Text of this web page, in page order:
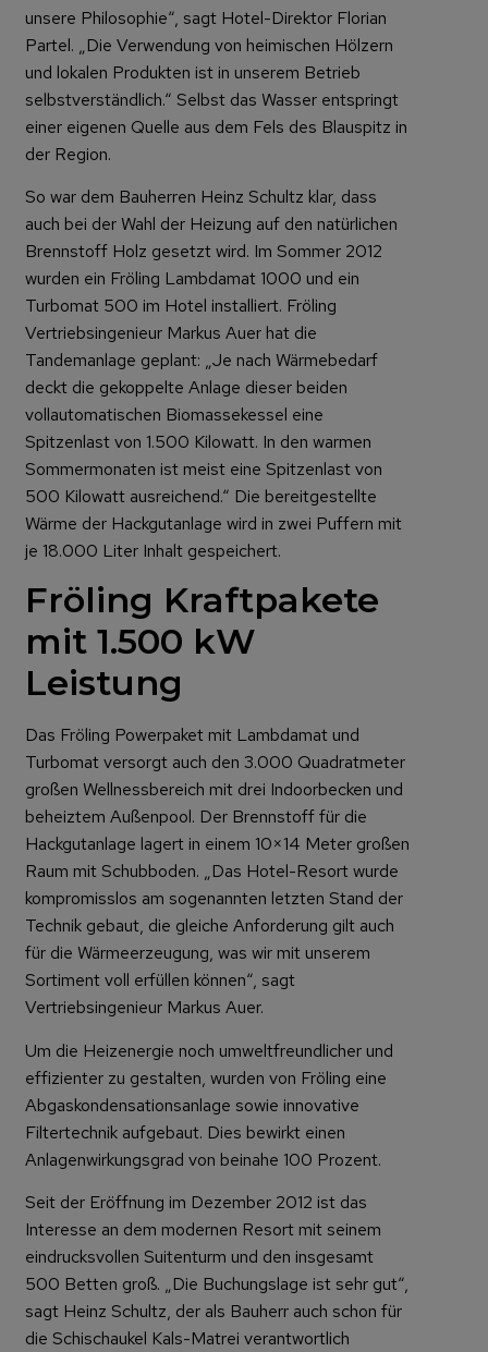
unsere Philosophie“, sagt Hotel-Direktor Florian
Partel. „Die Verwendung von heimischen Hölzern
und lokalen Produkten ist in unserem Betrieb
selbstverständlich.“ Selbst das Wasser entspringt
einer eigenen Quelle aus dem Fels des Blauspitz in
der Region.
So war dem Bauherren Heinz Schultz klar, dass
auch bei der Wahl der Heizung auf den natürlichen
Brennstoff Holz gesetzt wird. Im Sommer 2012
wurden ein Fröling Lambdamat 1000 und ein
Turbomat 500 im Hotel installiert. Fröling
Vertriebsingenieur Markus Auer hat die
Tandemanlage geplant: „Je nach Wärmebedarf
deckt die gekoppelte Anlage dieser beiden
vollautomatischen Biomassekessel eine
Spitzenlast von 1.500 Kilowatt. In den warmen
Sommermonaten ist meist eine Spitzenlast von
500 Kilowatt ausreichend.“ Die bereitgestellte
Wärme der Hackgutanlage wird in zwei Puffern mit
je 18.000 Liter Inhalt gespeichert.
Fröling Kraftpakete
mit 1.500 kW
Leistung
Das Fröling Powerpaket mit Lambdamat und
Turbomat versorgt auch den 3.000 Quadratmeter
großen Wellnessbereich mit drei Indoorbecken und
beheiztem Außenpool. Der Brennstoff für die
Hackgutanlage lagert in einem 10×14 Meter großen
Raum mit Schubboden. „Das Hotel-Resort wurde
kompromisslos am sogenannten letzten Stand der
Technik gebaut, die gleiche Anforderung gilt auch
für die Wärmeerzeugung, was wir mit unserem
Sortiment voll erfüllen können“, sagt
Vertriebsingenieur Markus Auer.
Um die Heizenergie noch umweltfreundlicher und
effizienter zu gestalten, wurden von Fröling eine
Abgaskondensationsanlage sowie innovative
Filtertechnik aufgebaut. Dies bewirkt einen
Anlagenwirkungsgrad von beinahe 100 Prozent.
Seit der Eröffnung im Dezember 2012 ist das
Interesse an dem modernen Resort mit seinem
eindrucksvollen Suitenturm und den insgesamt
500 Betten groß. „Die Buchungslage ist sehr gut“,
sagt Heinz Schultz, der als Bauherr auch schon für
die Schischaukel Kals-Matrei verantwortlich